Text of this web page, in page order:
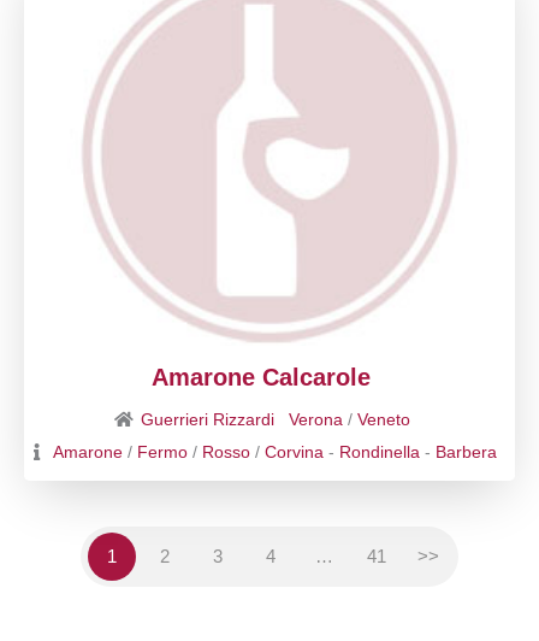
Amarone Calcarole
Guerrieri Rizzardi Verona / Veneto
Amarone/ Fermo/ Rosso/ Corvina - Rondinella - Barbera
1 2 3 4 … 41 >>